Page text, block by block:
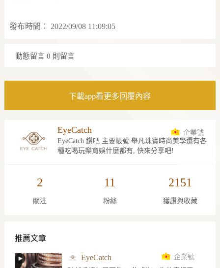
發布時間： 2022/09/08 11:09:05
動態留言 0 則留言
下載app看更多回覆內容
EyeCatch
企業號
EyeCatch 鑽吧 主要帳號 舉凡珠寶時尚美學還有各
種吃喝玩樂育娛什麼都有, 快來分享吧!
2
關注
11
粉絲
2151
獲讚與收藏
推薦文章
EyeCatch
企業號